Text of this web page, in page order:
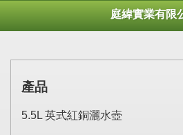
庭緯實業有限
產品
5.5L 英式紅銅灑水壺